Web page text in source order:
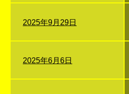
2025年9月29日
2025年6月6日